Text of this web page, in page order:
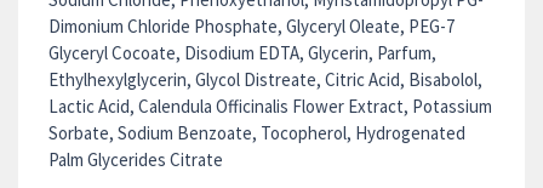
Dimonium Chloride Phosphate, Glyceryl Oleate, PEG-7
Glyceryl Cocoate, Disodium EDTA, Glycerin, Parfum,
Ethylhexylglycerin, Glycol Distreate, Citric Acid, Bisabolol,
Lactic Acid, Calendula Officinalis Flower Extract, Potassium
Sorbate, Sodium Benzoate, Tocopherol, Hydrogenated
Palm Glycerides Citrate